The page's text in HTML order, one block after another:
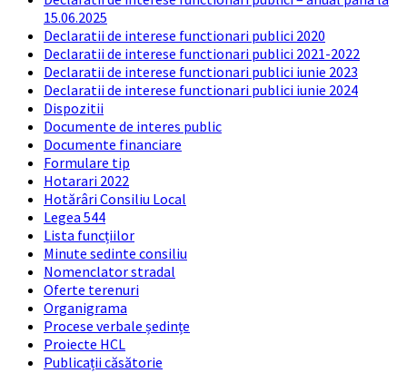
15.06.2025
Declaratii de interese functionari publici 2020
Declaratii de interese functionari publici 2021-2022
Declaratii de interese functionari publici iunie 2023
Declaratii de interese functionari publici iunie 2024
Dispozitii
Documente de interes public
Documente financiare
Formulare tip
Hotarari 2022
Hotărâri Consiliu Local
Legea 544
Lista funcțiilor
Minute sedinte consiliu
Nomenclator stradal
Oferte terenuri
Organigrama
Procese verbale ședințe
Proiecte HCL
Publicații căsătorie